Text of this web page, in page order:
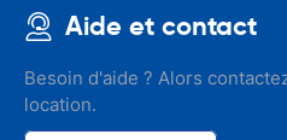
Aide et contact
Besoin d'aide ? Alors
location.